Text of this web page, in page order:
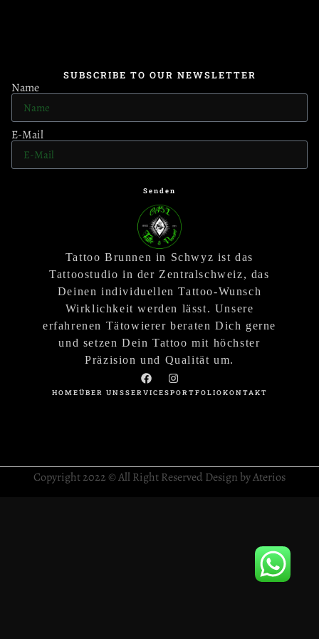
SUBSCRIBE TO OUR NEWSLETTER
Name
E-Mail
Senden
Tattoo Brunnen in Schwyz ist das
Tattoostudio in der Zentralschweiz, das
Deinen individuellen Tattoo-Wunsch
Wirklichkeit werden lässt. Unsere
erfahrenen Tätowierer beraten Dich gerne
und setzen Dein Tattoo mit höchster
Präzision und Qualität um.
HOMEÜBER UNSSERVICESPORTFOLIOKONTAKT
Copyright 2022 © All Right Reserved Design by Aterios